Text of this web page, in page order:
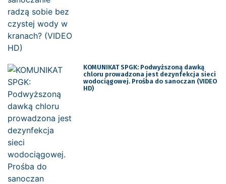
KOMUNIKAT SPGK: Podwyższoną dawką
chloru prowadzona jest dezynfekcja sieci
wodociągowej. Prośba do sanoczan (VIDEO
HD)